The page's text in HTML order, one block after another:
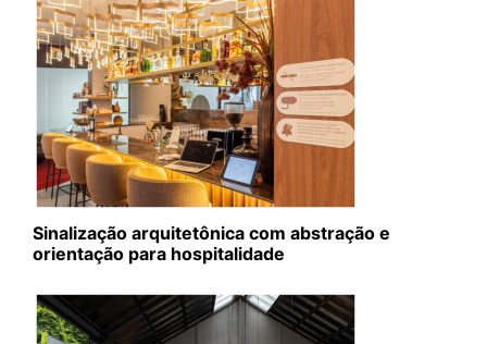
Sinalização arquitetônica com abstração e
orientação para hospitalidade